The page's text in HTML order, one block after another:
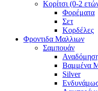
Κορίτσι (0-2
Φορέματα
Σετ
Κορδέλες
Φροντιδα Μαλλιων
Σαμπουάν
Βαμμένα
Silver